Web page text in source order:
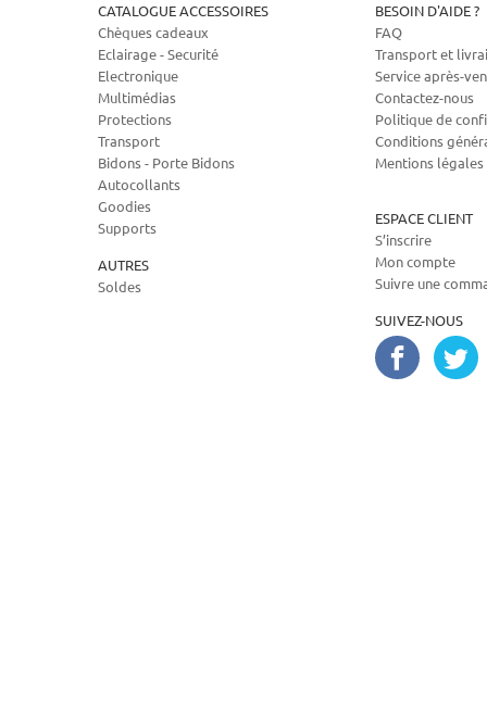
CATALOGUE ACCESSOIRES
Chèques cadeaux
Eclairage - Securité
Electronique
Multimédias
Protections
Transport
Bidons - Porte Bidons
Autocollants
Goodies
Supports
AUTRES
Soldes
BESOIN D'AIDE ?
FAQ
Transport et
Service après-
Contactez-nous
Politique de
Conditions
Mentions légales
ESPACE CLIENT
S’inscrire
Mon compte
Suivre une
SUIVEZ-NOUS